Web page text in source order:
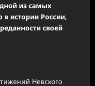
из самых
истории России,
своей
Невского